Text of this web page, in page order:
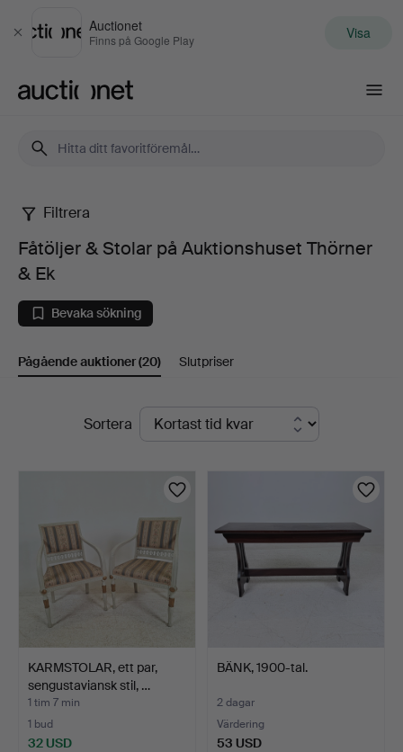
Stäng
Auctionet
Finns på Google Play Visa
Fåtöljer
&
Stolar
på
Thörner
Filtrera
Fåtöljer & Stolar på Auktionshuset Thörner
& Ek
Bevaka sökning
Pågående auktioner(20) Slutpriser
PågåendeSortera
KARMSTOLAR, ett par,
sengustaviansk stil, …
1 tim 7 min
1 bud
32 USD
BÄNK, 1900-tal.
2 dagar
Värdering
53 USD